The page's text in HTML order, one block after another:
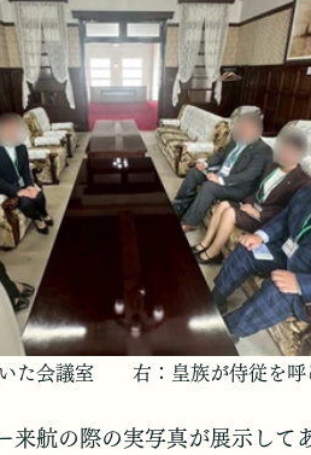
た会議室　　右：皇族が侍従を
来航の際の実写真が展示して